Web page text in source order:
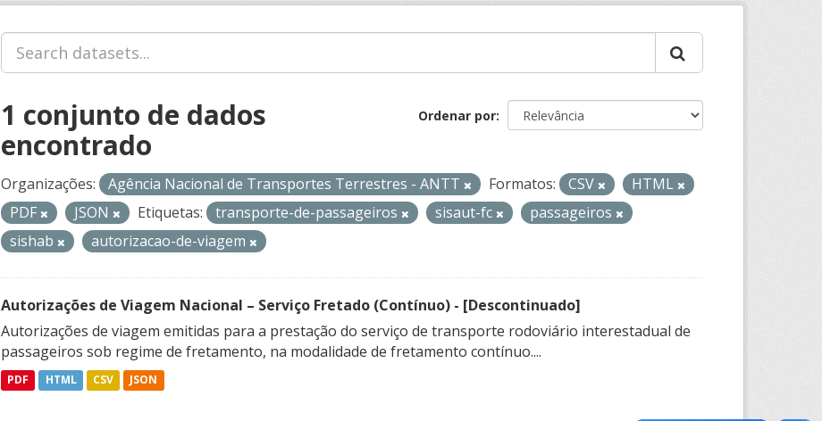
Ordenar por
1 conjunto de dados
encontrado
Organizações: Agência Nacional de Transportes Terrestres - ANTT Formatos: CSV
HTML
PDF
JSON Etiquetas: transporte-de-passageiros sisaut-fc
passageiros
sishab
autorizacao-de-viagem
Autorizações de Viagem Nacional – Serviço Fretado (Contínuo) - [Descontinuado]
Autorizações de viagem emitidas para a prestação do serviço de transporte rodoviário interestadual de
passageiros sob regime de fretamento, na modalidade de fretamento contínuo....
PDF HTML CSV JSON